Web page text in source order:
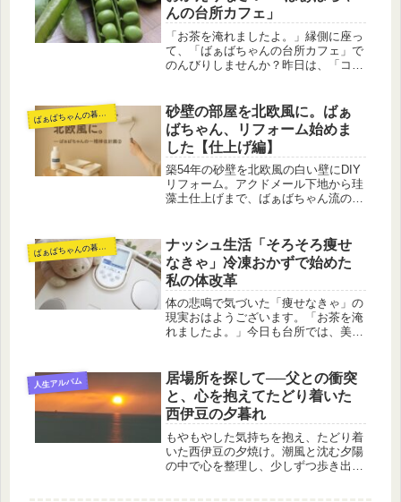
んの台所カフェ」
「お茶を淹れましたよ。」縁側に座っ
て、「ばぁばちゃんの台所カフェ」で
のんびりしませんか？昨日は、「コン
静かな食卓。それでも、心はほんの少
し軽くなって。「こんなんでいいの」
っ...
ば
ぁばちゃんの暮らし
砂壁の部屋を北欧風に。ばぁ
ばちゃん、リフォーム始めま
した【仕上げ編】
築54年の砂壁を北欧風の白い壁にDIY
リフォーム。アクドメール下地から珪
藻土仕上げまで、ばぁばちゃん流の丁
ば
ぁばちゃんの暮らし
ナッシュ生活「そろそろ痩せ
なきゃ」冷凍おかずで始めた
私の体改革
体の悲鳴で気づいた「痩せなきゃ」の
現実おはようございます。「お茶を淹
れましたよ。」今日も台所では、美味
になっています。最近、ふとした動き
で膝がズキッと痛むようになってき
て。...
人生アルバム
居場所を探して──父との衝突
と、心を抱えてたどり着いた
西伊豆の夕暮れ
もやもやした気持ちを抱え、たどり着
いた西伊豆の夕焼け。潮風と沈む夕陽
の中で心を整理し、少しずつ歩き出す